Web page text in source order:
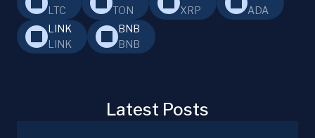
LTC
TON
XRP
ADA
LINK
LINK
BNB
BNB
Latest Posts